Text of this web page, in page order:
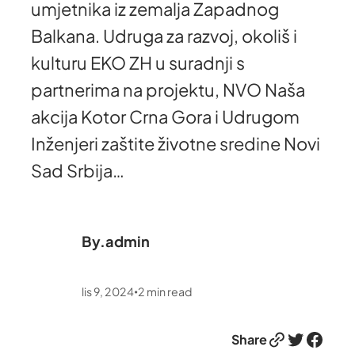
umjetnika iz zemalja Zapadnog
Balkana. Udruga za razvoj, okoliš i
kulturu EKO ZH u suradnji s
partnerima na projektu, NVO Naša
akcija Kotor Crna Gora i Udrugom
Inženjeri zaštite životne sredine Novi
Sad Srbija…
By.admin
lis 9, 2024•2 min read
ShareLink Twitter Facebook